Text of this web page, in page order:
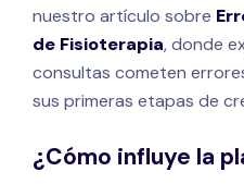
nuestro artículo sobre
de Fisioterapia, donde
consultas cometen
sus primeras etapas de
¿Cómo influye la